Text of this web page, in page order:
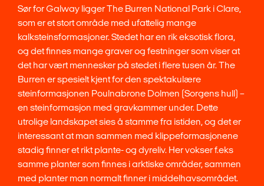
Sør for Galway ligger The Burren National Park i Clare,
som er et stort område med ufattelig mange
kalksteinsformasjoner. Stedet har en rik eksotisk flora,
og det finnes mange graver og festninger som viser at
det har vært mennesker på stedet i flere tusen år. The
Burren er spesielt kjent for den spektakulære
steinformasjonen Poulnabrone Dolmen (Sorgens hull) –
en steinformasjon med gravkammer under. Dette
utrolige landskapet sies å stamme fra istiden, og det er
interessant at man sammen med klippeformasjonene
stadig finner et rikt plante- og dyreliv. Her vokser f.eks
samme planter som finnes i arktiske områder, sammen
med planter man normalt finner i middelhavsområdet.